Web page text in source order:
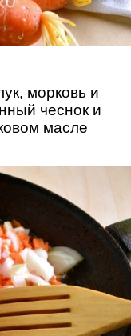
морковь и
чеснок и
масле